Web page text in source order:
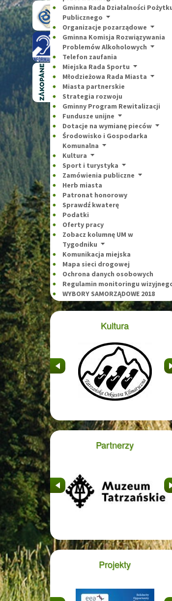
Gminna Rada Działalności
Publicznego
Organizacje pozarządowe
Gminna Komisja Rozwiązywania
Problemów Alkoholowych
Telefon zaufania
Miejska Rada Sportu
Młodzieżowa Rada Miasta
Miasta partnerskie
Strategia rozwoju
Gminny Program Rewitalizacji
Fundusze unijne
Dotacje na wymianę pieców
Środowisko i Gospodarka
Komunalna
Kultura
Sport i turystyka
Zamówienia publiczne
Herb miasta
Patronat honorowy
Sprawdź kwaterę
Podatki
Oferty pracy
Zobacz kolumnę UM w
Tygodniku
Komunikacja miejska
Mapa sieci drogowej
Ochrona danych osobowych
Regulamin monitoringu
WYBORY SAMORZĄDOWE 2018
Kultura
&nbsp
Partnerzy
&nbsp
Projekty